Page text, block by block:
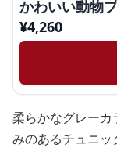
かわいい動物
¥4,260
柔らかなグレー
みのあるチュニッ